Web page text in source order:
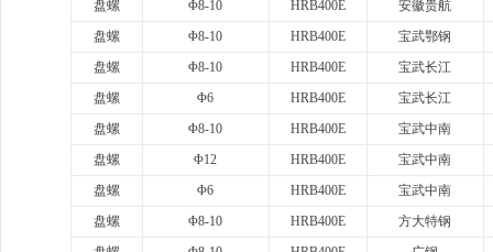
盘螺
Φ8-10 HRB400E
安徽贵航
盘螺
Φ8-10 HRB400E
宝武鄂钢
盘螺
Φ8-10 HRB400E
宝武长江
盘螺
Φ6 HRB400E
宝武长江
盘螺
Φ8-10 HRB400E
宝武中南
盘螺
Φ12 HRB400E
宝武中南
盘螺
Φ6 HRB400E
宝武中南
盘螺
Φ8-10 HRB400E
方大特钢